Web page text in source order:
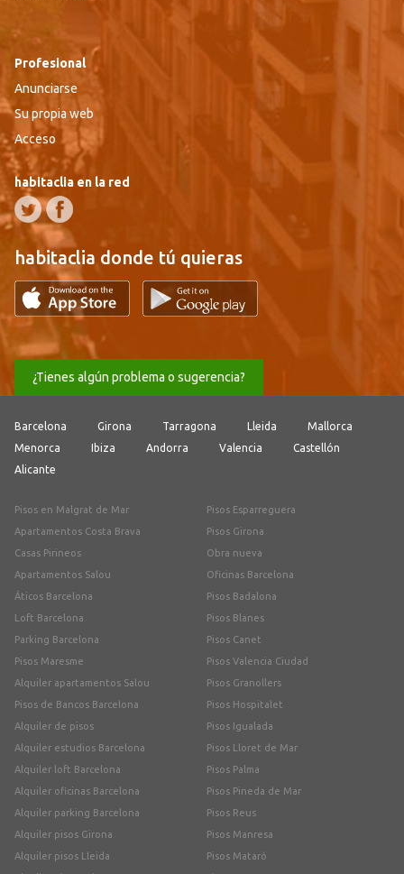
Profesional
Anunciarse
Su propia web
Acceso
habitaclia en la red
habitaclia donde tú quieras
¿Tienes algún problema o sugerencia?
Barcelona Girona Tarragona Lleida
Mallorca
Menorca
Ibiza Andorra Valencia
Castellón
Alicante
Pisos en Malgrat de Mar
Apartamentos Costa Brava
Casas Pirineos
Apartamentos Salou
Áticos Barcelona
Loft Barcelona
Parking Barcelona
Pisos Maresme
Alquiler apartamentos Salou
Pisos de Bancos Barcelona
Alquiler de pisos
Alquiler estudios Barcelona
Alquiler loft Barcelona
Alquiler oficinas Barcelona
Alquiler parking Barcelona
Alquiler pisos Girona
Alquiler pisos Lleida
Pisos Esparreguera
Pisos Girona
Obra nueva
Oficinas Barcelona
Pisos Badalona
Pisos Blanes
Pisos Canet
Pisos Valencia Ciudad
Pisos Granollers
Pisos Hospitalet
Pisos Igualada
Pisos Lloret de Mar
Pisos Palma
Pisos Pineda de Mar
Pisos Reus
Pisos Manresa
Pisos Mataró